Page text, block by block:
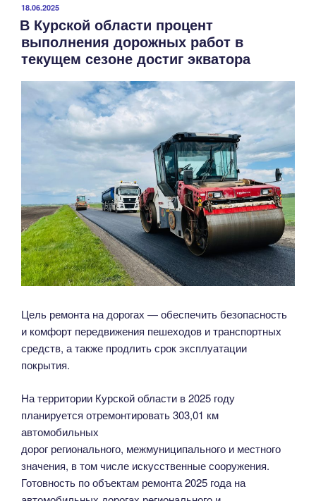
области
выполняется
ремонт
дороги
,
ведущей
к
медицинскому
учреждению»
ОПУБЛИКОВАНО
18.06.2025
В Курской области процент
выполнения дорожных работ в
текущем сезоне достиг экватора
Цель ремонта на дорогах — обеспечить безопасность
и комфорт передвижения пешеходов и транспортных
средств, а также продлить срок эксплуатации
покрытия.
На территории Курской области в 2025 году
планируется отремонтировать 303,01 км
автомобильных
дорог регионального, межмуниципального и местного
значения, в том числе искусственные сооружения.
Готовность по объектам ремонта 2025 года на